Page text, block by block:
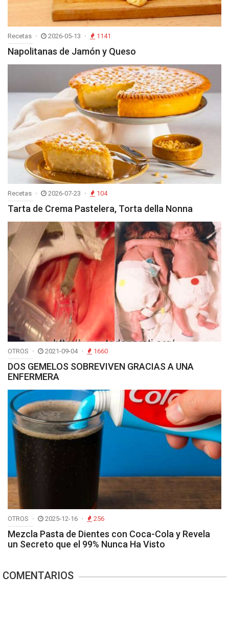
Recetas 2026-05-13 1141
Napolitanas de Jamón y Queso
Recetas 2026-07-23 104
Tarta de Crema Pastelera, Torta della Nonna
OTROS 2021-09-04 1660
DOS GEMELOS SOBREVIVEN GRACIAS A UNA
ENFERMERA
OTROS 2025-12-16 256
Mezcla Pasta de Dientes con Coca-Cola y Revela
un Secreto que el 99% Nunca Ha Visto
COMENTARIOS